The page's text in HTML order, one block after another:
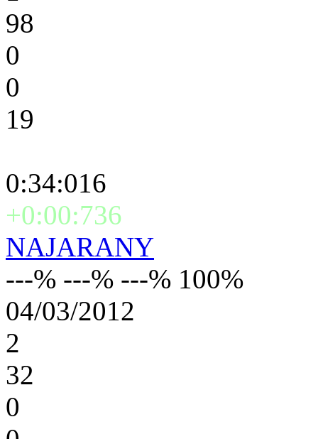
98
0
0
19
0:34:016
+0:00:736
NAJARANY
---% ---% ---% 100%
04/03/2012
2
32
0